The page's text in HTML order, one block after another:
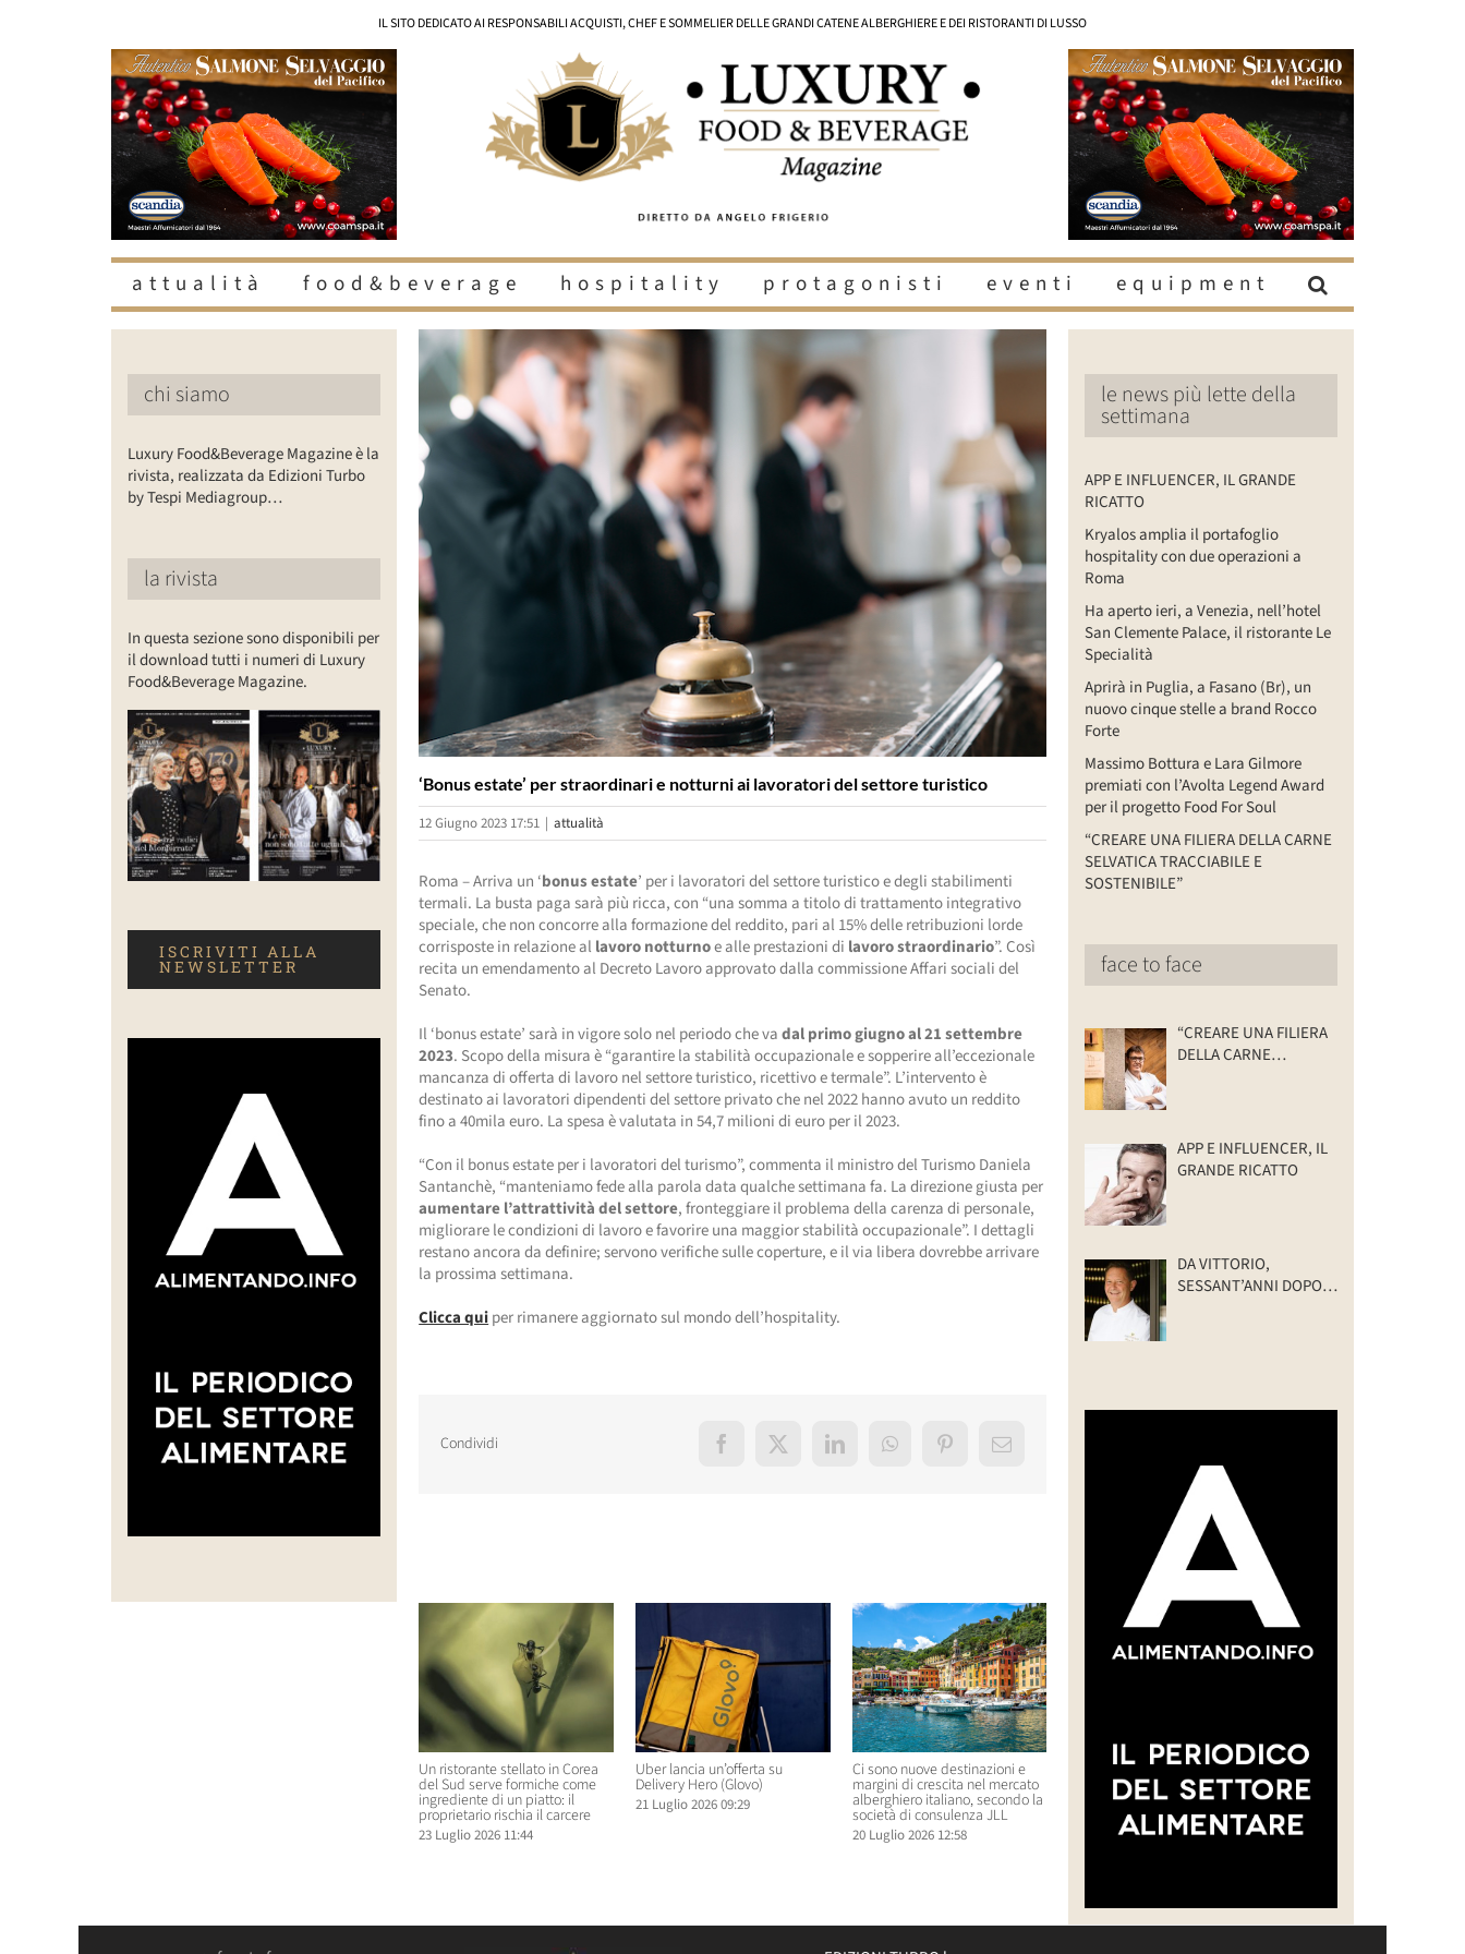
IL SITO DEDICATO AI RESPONSABILI ACQUISTI, CHEF E SOMMELIER DELLE GRANDI CATENE ALBERGHIERE E DEI RISTORANTI DI LUSSO
attualità food&beverage hospitality protagonisti eventi equipment
Ingrandisci
immagine
‘Bonus estate’ per straordinari e notturni ai lavoratori del settore turistico
12 Giugno 2023 17:51 | attualità
Roma – Arriva un ‘bonus estate’ per i lavoratori del settore turistico e degli stabilimenti
termali. La busta paga sarà più ricca, con “una somma a titolo di trattamento integrativo
speciale, che non concorre alla formazione del reddito, pari al 15% delle retribuzioni lorde
corrisposte in relazione al lavoro notturnoe alle prestazioni di lavoro straordinario”. Così
recita un emendamento al Decreto Lavoro approvato dalla commissione Affari sociali del
Senato.
Il ‘bonus estate’ sarà in vigore solo nel periodo che vadal primo giugno al 21 settembre
2023. Scopo della misura è “garantire la stabilità occupazionale e sopperire all’eccezionale
mancanza di offerta di lavoro nel settore turistico, ricettivo e termale”. L’intervento è
destinato ai lavoratori dipendenti del settore privato che nel 2022 hanno avuto un reddito
fino a 40mila euro. La spesa è valutata in 54,7 milioni di euro per il 2023.
“Con il bonus estate per i lavoratori del turismo”, commenta il ministro del Turismo Daniela
Santanchè, “manteniamo fede alla parola data qualche settimana fa. La direzione giusta per
aumentare l’attrattività del settore, fronteggiare il problema della carenza di personale,
migliorare le condizioni di lavoro e favorire una maggior stabilità occupazionale”. I dettagli
restano ancora da definire; servono verifiche sulle coperture, e il via libera dovrebbe arrivare
la prossima settimana.
Clicca quiper rimanere aggiornato sul mondo dell’hospitality.
Condividi Facebook
X LinkedInWhatsAppPinterestEmail
Un ristorante stellato in Corea
del Sud serve formiche come
ingrediente di un piatto: il
proprietario rischia il carcere
23 Luglio 2026 11:44
Uber lancia un’offerta su
Delivery Hero (Glovo)
21 Luglio 2026 09:29
Ci sono nuove destinazioni e
margini di crescita nel mercato
alberghiero italiano, secondo la
società di consulenza JLL
20 Luglio 2026 12:58
Un ristorante stellato in Corea
del Sud serve formiche come
ingrediente di un piatto: il
proprietario rischia il carcere
23 Luglio 2026 11:44
Uber lancia un’offerta su
Delivery Hero (Glovo)
21 Luglio 2026 09:29
chi siamo
Luxury Food&Beverage Magazine è la
rivista, realizzata da Edizioni Turbo
by Tespi Mediagroup…
la rivista
In questa sezione sono disponibili per
il download tutti i numeri di Luxury
Food&Beverage Magazine.
ISCRIVITI ALLA
NEWSLETTER
le news più lette della
settimana
APP E INFLUENCER, IL GRANDE
RICATTO
Kryalos amplia il portafoglio
hospitality con due operazioni a
Roma
Ha aperto ieri, a Venezia, nell’hotel
San Clemente Palace, il ristorante Le
Specialità
Aprirà in Puglia, a Fasano (Br), un
nuovo cinque stelle a brand Rocco
Forte
Massimo Bottura e Lara Gilmore
premiati con l’Avolta Legend Award
per il progetto Food For Soul
“CREARE UNA FILIERA DELLA CARNE
SELVATICA TRACCIABILE E
SOSTENIBILE”
face to face
“CREARE UNA FILIERA
DELLA CARNE
APP E INFLUENCER, IL
GRANDE RICATTO
DA VITTORIO,
SESSANT’ANNI DOPO: